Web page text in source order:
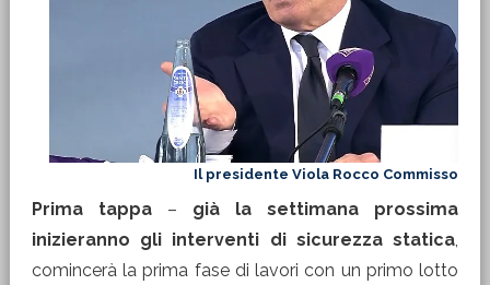
Il presidente Viola Rocco Commisso
Prima tappa – già la settimana prossima
inizieranno gli interventi di sicurezza statica,
comincerà la prima fase di lavori con un primo lotto